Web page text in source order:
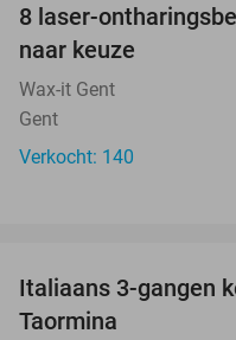
8 laser-
naar keuze
Wax-it Gent
Gent
Verkocht: 140
Italiaans 3-gangen
Taormina